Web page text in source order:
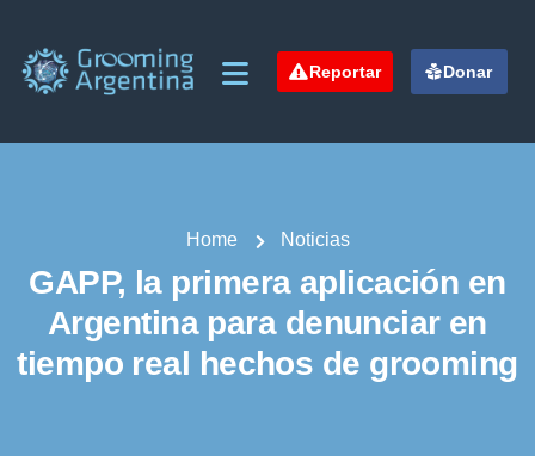
Reportar Donar
Home Noticias
GAPP, la primera aplicación en
Argentina para denunciar en
tiempo real hechos de grooming